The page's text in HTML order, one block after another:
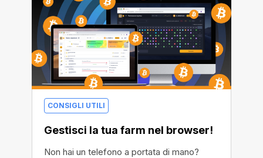
CONSIGLI UTILI
Gestisci la tua farm nel browser!
Non hai un telefono a portata di mano?